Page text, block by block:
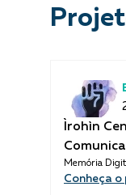
Ìrohìn
Memória
Conheça